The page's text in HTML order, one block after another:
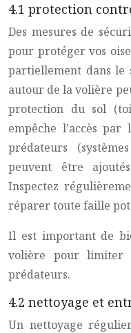
4.1 protection
Des mesures de
pour protéger vos
partiellement dans le
autour de la volière
protection du sol
empêche l’accès par
prédateurs
peuvent être
Inspectez
réparer toute faille
Il est important de
volière pour limiter
prédateurs.
4.2 nettoyage et
Un nettoyage